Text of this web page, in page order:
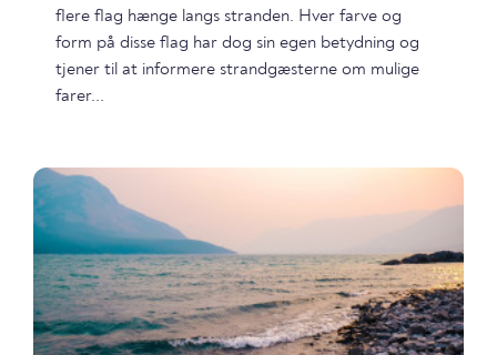
flere flag hænge langs stranden. Hver farve og
form på disse flag har dog sin egen betydning og
tjener til at informere strandgæsterne om mulige
farer...